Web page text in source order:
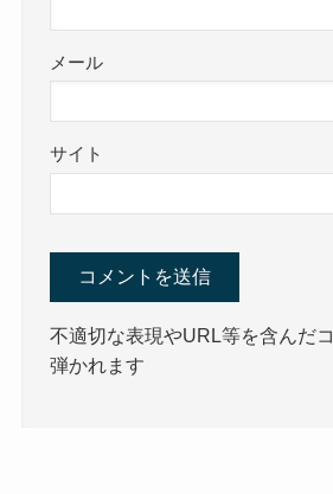
メール
サイト
不適切な表現やURL等を含んだ
弾かれます